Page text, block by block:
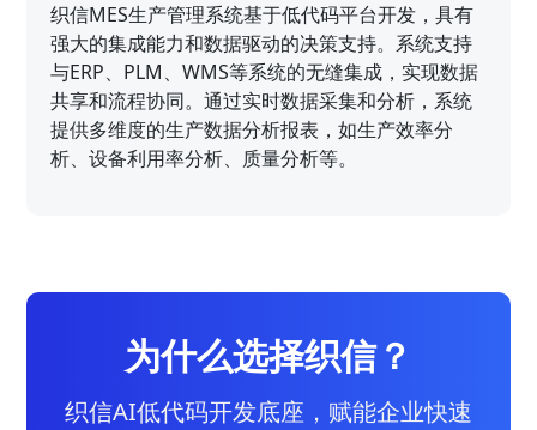
织信MES生产管理系统基于低代码平台开发，具有
强大的集成能力和数据驱动的决策支持。系统支持
与ERP、PLM、WMS等系统的无缝集成，实现数据
共享和流程协同。通过实时数据采集和分析，系统
提供多维度的生产数据分析报表，如生产效率分
析、设备利用率分析、质量分析等。
为什么选择织信？
织信AI低代码开发底座，赋能企业快速